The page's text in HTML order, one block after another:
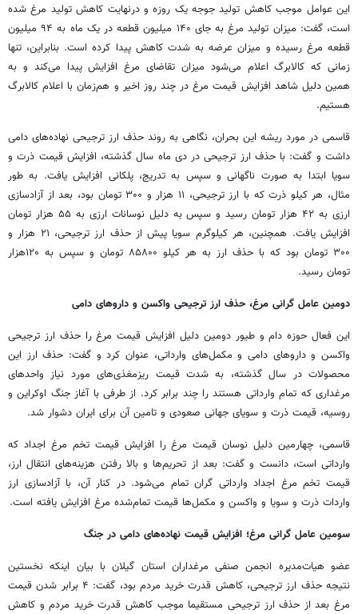
این عوامل موجب کاهش تولید جوجه یک روزه و درنهایت کاهش تولید مرغ شده
است، گفت: میزان تولید مرغ به جای ۱۴۰ میلیون قطعه در یک ماه به ۹۴ میلیون
قطعه مرغ رسیده و میزان عرضه به شدت کاهش پیدا کرده است. بنابراین، تنها
زمانی که کالابرگ اعلام می‌شود میزان تقاضای مرغ افزایش پیدا می‌کند و به
همین دلیل شاهد افزایش قیمت مرغ در چند روز اخیر و هم‌زمان با اعلام کالابرگ
هستیم.
قاسمی در مورد ریشه این بحران، نگاهی به روند حذف ارز ترجیحی نهاده‌های دامی
داشت و گفت: با حذف ارز ترجیحی در دی ماه سال گذشته، افزایش قیمت ذرت و
سویا ابتدا به صورت ناگهانی و سپس به تدریج، پلکانی افزایش یافت. به طور
مثال، هر کیلو ذرت که با ارز ترجیحی، ۱۱ هزار و ۳۰۰ تومان بود، بعد از آزادسازی
ارزی به ۴۲ هزار تومان رسید و سپس به دلیل نوسانات ارزی به ۵۵ هزار تومان
افزایش یافت. همچنین، هر کیلوگرم سویا پیش از حذف ارز ترجیحی، ۲۱ هزار و
۳۰۰ تومان بود که با حذف ارز به هر کیلو ۸۵۸۰۰ تومان و سپس به ۱۲۰هزار
تومان رسید.
دومین عامل گرانی مرغ، حذف ارز ترجیحی واکسن و داروهای دامی
این فعال حوزه دام و طیور دومین دلیل افزایش قیمت مرغ را حذف ارز ترجیحی
واکسن و داروهای دامی و مکمل‌های وارداتی، عنوان کرد و گفت: حذف ارز این
محصولات در سال گذشته، به شدت قیمت ریزمغذی‌های مورد نیاز واحدهای
مرغداری که تمام وارداتی هستند را چند برابر کرد. از طرفی با آغاز جنگ اوکراین و
روسیه، قیمت ذرت و سویای جهانی صعودی و تامین آن برای ایران دشوار شد.
قاسمی، چهارمین دلیل نوسان قیمت مرغ را افزایش قیمت تخم مرغ اجداد که
وارداتی است، دانست و گفت: بعد از تحریم‌ها و بالا رفتن هزینه‌های انتقال ارز،
قیمت تخم مرغ اجداد وارداتی گران تمام می‌شود. در کنار آن، با آزادسازی ارز
واردات ذرت و سویا و واکسن و مکمل‌ها قیمت تمام‌شده مرغ افزایش یافته است.
سومین عامل گرانی مرغ؛ افزایش قیمت نهاده‌های دامی در جنگ
عضو هیات‌مدیره انجمن صنفی مرغداران استان گیلان با بیان اینکه نخستین
نتیجه حذف ارز ترجیحی، کاهش قدرت خرید مردم بود، گفت: ۴ برابر شدن قیمت
مرغ بعد از حذف ارز ترجیحی مستقیما موجب کاهش قدرت خرید مردم و کاهش